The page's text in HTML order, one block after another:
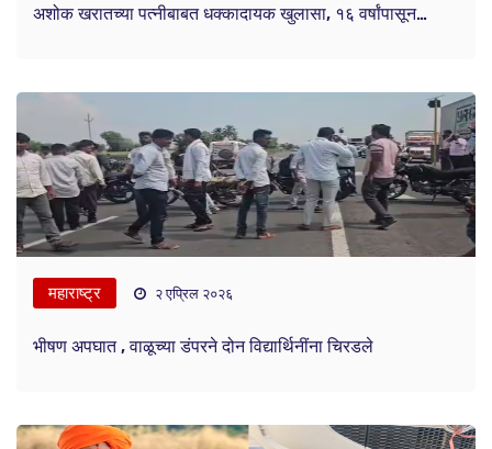
अशोक खरातच्या पत्नीबाबत धक्कादायक खुलासा, १६ वर्षांपासून…
महाराष्ट्र २ एप्रिल २०२६
भीषण अपघात , वाळूच्या डंपरने दोन विद्यार्थिनींना चिरडले